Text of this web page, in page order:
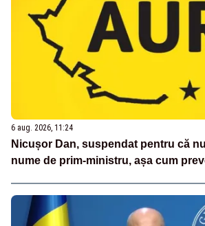
6 aug. 2026, 11:24
Nicușor Dan, suspendat pentru că
nume de prim-ministru, așa cum